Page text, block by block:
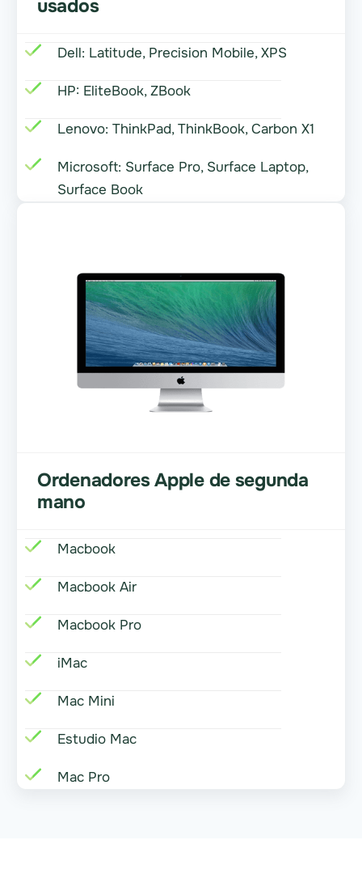
usados
Dell: Latitude, Precision Mobile, XPS
HP: EliteBook, ZBook
Lenovo: ThinkPad, ThinkBook, Carbon X1
Microsoft: Surface Pro, Surface Laptop,
Surface Book
Ordenadores Apple de segunda
mano
Macbook
Macbook Air
Macbook Pro
iMac
Mac Mini
Estudio Mac
Mac Pro